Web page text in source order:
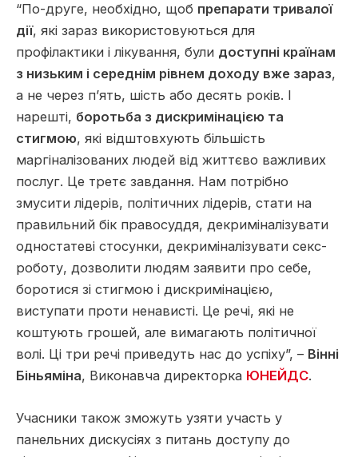
“По-друге, необхідно, щоб препарати тривалої
дії, які зараз використовуються для
профілактики і лікування, були доступні країнам
з низьким і середнім рівнем доходу вже зараз,
а не через п’ять, шість або десять років. І
нарешті, боротьба з дискримінацією та
стигмою, які відштовхують більшість
маргіналізованих людей від життєво важливих
послуг. Це третє завдання. Нам потрібно
змусити лідерів, політичних лідерів, стати на
правильний бік правосуддя, декриміналізувати
одностатеві стосунки, декриміналізувати секс-
роботу, дозволити людям заявити про себе,
боротися зі стигмою і дискримінацією,
виступати проти ненависті. Це речі, які не
коштують грошей, але вимагають політичної
волі. Ці три речі приведуть нас до успіху”, – Вінні
Біньяміна, Виконавча директорка ЮНЕЙДС.
Учасники також зможуть узяти участь у
панельних дискусіях з питань доступу до